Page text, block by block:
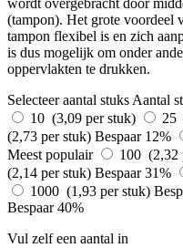
wordt overgebracht door
(tampon). Het grote voordeel
tampon flexibel is en zich
is dus mogelijk om onder
oppervlakten te drukken.
Selecteer aantal stuksAantal
10 (3,09 per stuk)
25
(2,73 per stuk) Bespaar 12%
Meest populair
100 (2,32
(2,14 per stuk) Bespaar 31%
1000 (1,93 per stuk)
Bespaar 40%
Vul zelf een aantal in